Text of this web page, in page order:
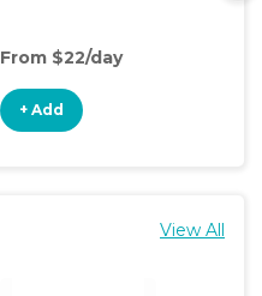
From $22/day
+ Add
View All